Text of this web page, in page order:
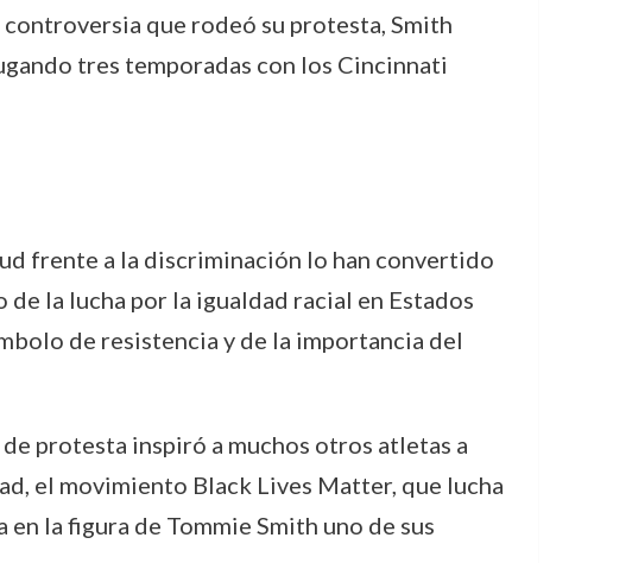
que rodeó su protesta, Smith
tres temporadas con los Cincinnati
frente a la discriminación lo han convertido
la lucha por la igualdad racial en Estados
de resistencia y de la importancia del
protesta inspiró a muchos otros atletas a
el movimiento Black Lives Matter, que lucha
la figura de Tommie Smith uno de sus